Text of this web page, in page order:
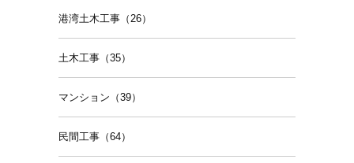
港湾土木工事（26）
土木工事（35）
マンション（39）
民間工事（64）